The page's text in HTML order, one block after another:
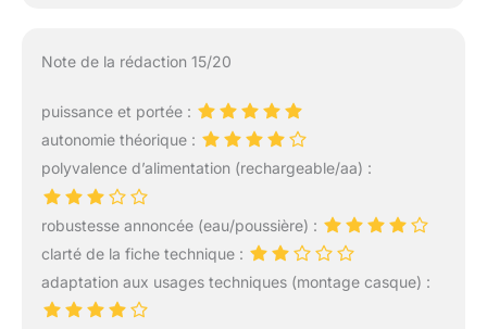
Note de la rédaction 15/20
puissance et portée :
autonomie théorique :
polyvalence d’alimentation (rechargeable/aa) :
robustesse annoncée (eau/poussière) :
clarté de la fiche technique :
adaptation aux usages techniques (montage casque) :